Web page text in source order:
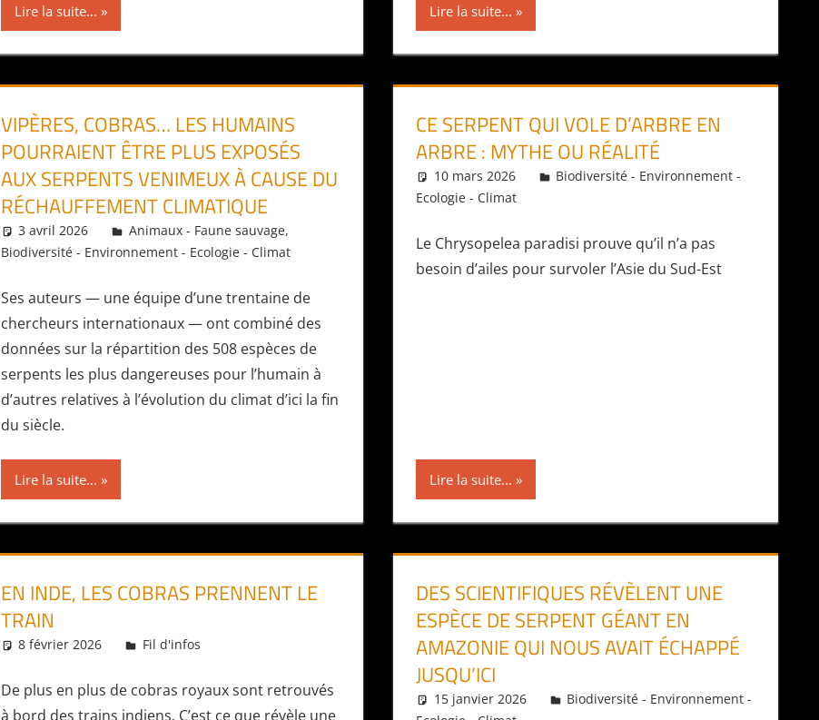
Lire la suite... Lire la suite...
VIPÈRES, COBRAS… LES HUMAINS
POURRAIENT ÊTRE PLUS EXPOSÉS
AUX SERPENTS VENIMEUX À CAUSE DU
RÉCHAUFFEMENT CLIMATIQUE
3 avril 2026 Daniel
Animaux - Faune sauvage,
Biodiversité - Environnement - Ecologie - Climat
Ses auteurs — une équipe d’une trentaine de
chercheurs internationaux — ont combiné des
données sur la répartition des 508 espèces de
serpents les plus dangereuses pour l’humain à
d’autres relatives à l’évolution du climat d’ici la fin
du siècle.
Lire la suite...
CE SERPENT QUI VOLE D’ARBRE EN
ARBRE : MYTHE OU RÉALITÉ
10 mars 2026 Daniel
Biodiversité - Environnement -
Ecologie - Climat
Le Chrysopelea paradisi prouve qu’il n’a pas
besoin d’ailes pour survoler l’Asie du Sud-Est
Lire la suite...
EN INDE, LES COBRAS PRENNENT LE
TRAIN
8 février 2026 Daniel
Fil d'infos
De plus en plus de cobras royaux sont retrouvés
à bord des trains indiens. C’est ce que révèle une
DES SCIENTIFIQUES RÉVÈLENT UNE
ESPÈCE DE SERPENT GÉANT EN
AMAZONIE QUI NOUS AVAIT ÉCHAPPÉ
JUSQU’ICI
15 janvier 2026 Daniel
Biodiversité - Environnement -